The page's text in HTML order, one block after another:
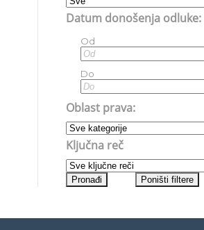
Datum donošenja odluke:
Od
Do
Oblast prava:
Ključna reč